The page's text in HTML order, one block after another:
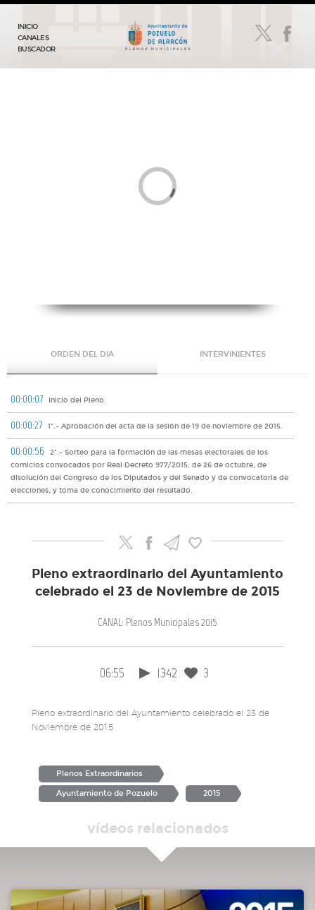
INICIO
CANALES
BUSCADOR
ORDEN DEL DIA INTERVINIENTES
00:00:07 Inicio del Pleno
00:00:27 1º.- Aprobación del acta de la sesión de 19 de noviembre de 2015.
00:00:56
2º.- Sorteo para la formación de las mesas electorales de los
comicios convocados por Real Decreto 977/2015, de 26 de octubre, de
disolución del Congreso de los Diputados y del Senado y de convocatoria de
elecciones, y toma de conocimiento del resultado.
Pleno extraordinario del Ayuntamiento
celebrado el 23 de Noviembre de 2015
CANAL: Plenos Municipales 2015
06:55 1342 3
Pleno extraordinario del Ayuntamiento celebrado el 23 de
Noviembre de 2015
Plenos Extraordinarios
Ayuntamiento de Pozuelo 2015
vídeos relacionados